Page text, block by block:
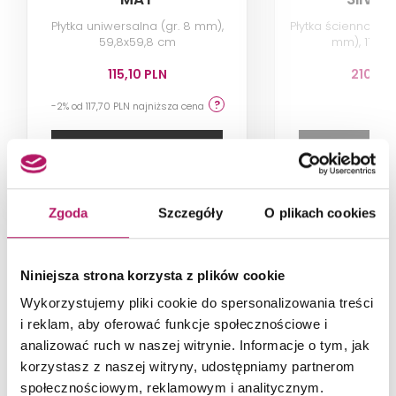
Zgoda Szczegóły O plikach cookies
Niniejsza strona korzysta z plików cookie
Wykorzystujemy pliki cookie do spersonalizowania treści
i reklam, aby oferować funkcje społecznościowe i
analizować ruch w naszej witrynie. Informacje o tym, jak
korzystasz z naszej witryny, udostępniamy partnerom
społecznościowym, reklamowym i analitycznym.
Płytka uniwersalna (gr. 8 mm),
59,8x59,8 cm
115,10 PLN
-2% od 117,70 PLN najniższa cena
Płytka ścienno-
mm),
210,50
Założenia kolorystyczne
We wnętrzu królują szarości, brązy i czerń, ożywione
wstawkami z mosiądzu oraz akcentamibutelkowej